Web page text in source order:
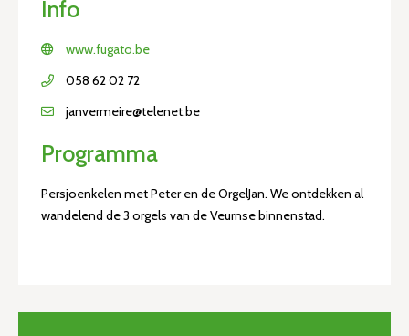
Info
www.fugato.be
058 62 02 72
janvermeire@telenet.be
Programma
Persjoenkelen met Peter en de OrgelJan. We ontdekken al
wandelend de 3 orgels van de Veurnse binnenstad.